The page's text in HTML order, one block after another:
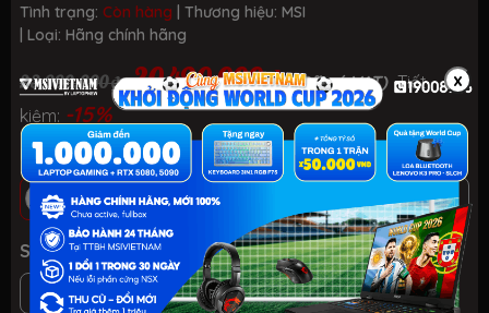
Tình trạng: Còn hàng | Thương hiệu: MSI
| Loại: Hãng chính hãng
23.990.000 ₫ 20.490.000 ₫ (Đã có VAT) Tiết
kiệm: -15%
Phiên bản
RAM 8GB + SSD 512GB RAM 16GB + SSD 512GB
Số lượng
x